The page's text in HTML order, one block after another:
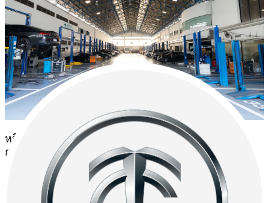
หนึ่งในปัญหาที่เจ้าของรถเบนซ์ Sprinter มักพบเจอ คือ
การหาศูนย์บริการที่มี Bay (Car Lift) ที่สามารถรองรับรถ
ตู้ขนาดใหญ่ได้ยาก แต่ที่ ศูนย์เบนซ์ TTC พัฒนาการ มี
Bay ขนาดใหญ่ รองรับรถได้มากถึง 40 ช่อง ไม่ว่ารถจะมี
ขนาดเล็กหรือใหญ่ก็สามารถเข้ารับบริการได้อย่าง